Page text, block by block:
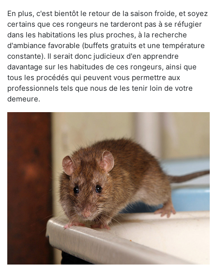
En plus, c'est bientôt le retour de la saison froide, et soyez
certains que ces rongeurs ne tarderont pas à se réfugier
dans les habitations les plus proches, à la recherche
d'ambiance favorable (buffets gratuits et une température
constante). Il serait donc judicieux d'en apprendre
davantage sur les habitudes de ces rongeurs, ainsi que
tous les procédés qui peuvent vous permettre aux
professionnels tels que nous de les tenir loin de votre
demeure.